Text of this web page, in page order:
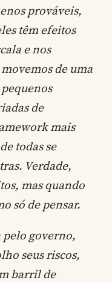
prováveis,
têm efeitos
e nos
de uma
de
mais
todas se
Verdade,
mas quando
só de pensar.
governo,
seus riscos,
barril de